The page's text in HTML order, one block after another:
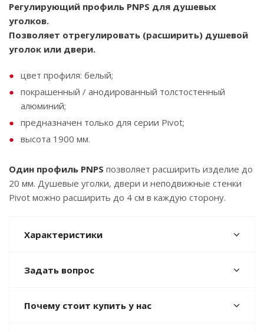
Регулирующий профиль PNPS для душевых
уголков.
Позволяет отрегулировать (расширить) душевой
уголок или двери.
цвет профиля: белый;
покрашенный / анодированный толстостенный
алюминий;
предназначен только для серии Pivot;
высота 1900 мм.
Один профиль PNPS позволяет расширить изделие до
20 мм. Душевые уголки, двери и неподвижные стенки
Pivot можно расширить до 4 см в каждую сторону.
Характеристики
Задать вопрос
Почему стоит купить у нас